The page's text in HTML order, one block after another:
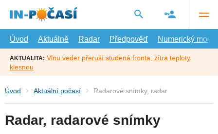
hlavní
Úvod
Aktuálně Radar Předpověď Numerický model
AKTUALITA: Vlnu veder přeruší studená fronta, zítra teploty
klesnou
Úvod Aktuální počasí Radarové snímky, radar
Radar, radarové snímky